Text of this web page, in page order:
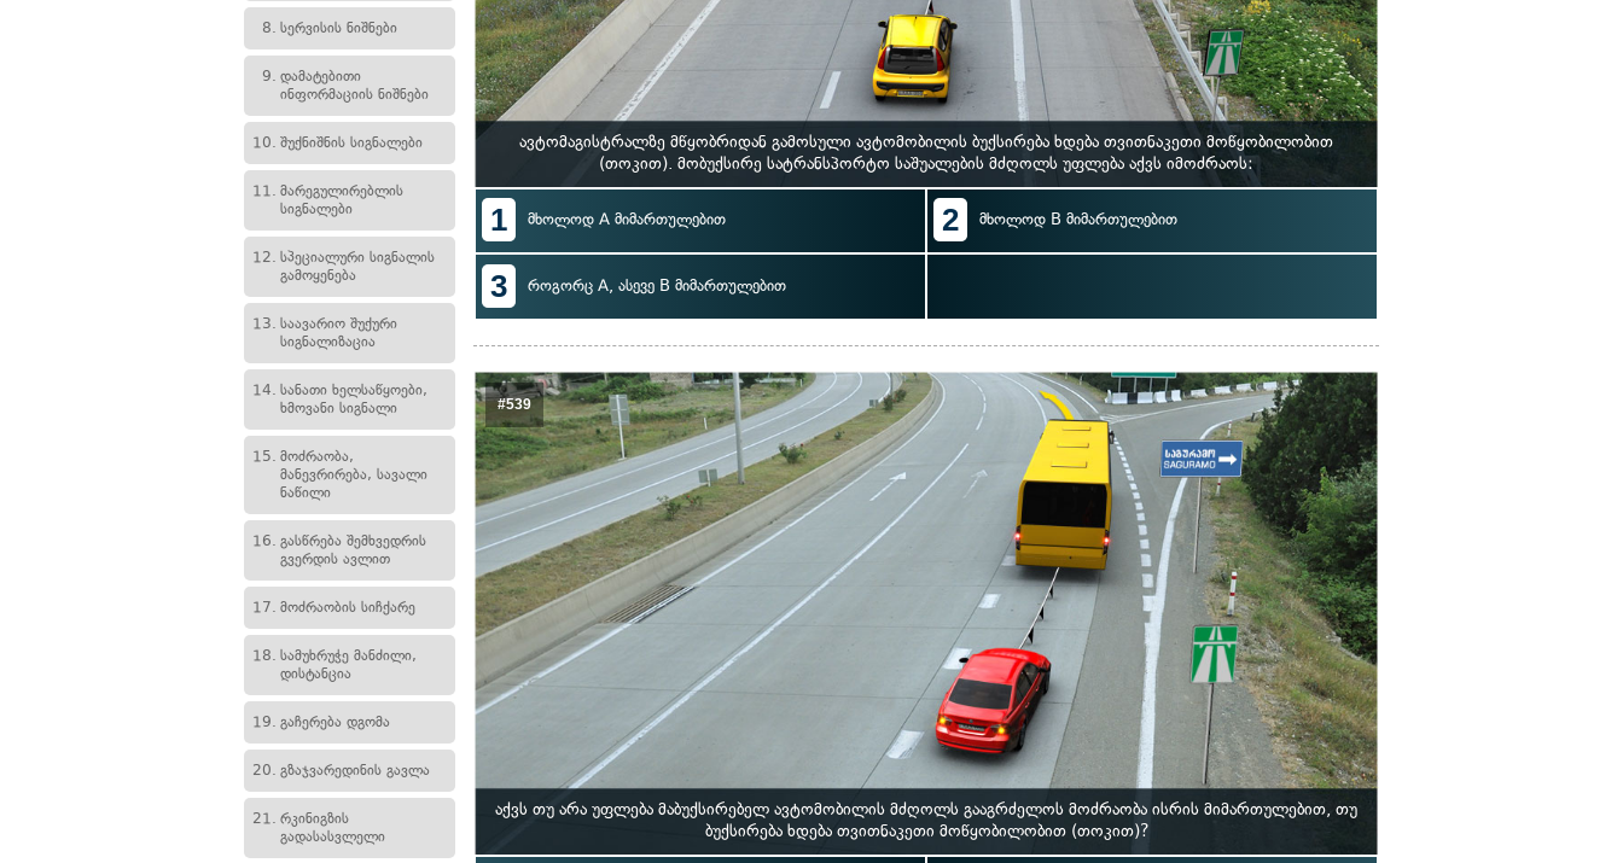
8. სერვისის ნიშნები
9. დამატებითი
ინფორმაციის ნიშნები
10. შუქნიშნის სიგნალები
11. მარეგულირებლის
სიგნალები
12. სპეციალური სიგნალის
გამოყენება
13. საავარიო შუქური
სიგნალიზაცია
14. სანათი ხელსაწყოები,
ხმოვანი სიგნალი
15. მოძრაობა,
მანევრირება, სავალი
ნაწილი
16. გასწრება შემხვედრის
გვერდის ავლით
17. მოძრაობის სიჩქარე
18. სამუხრუჭე მანძილი,
დისტანცია
19. გაჩერება დგომა
20. გზაჯვარედინის გავლა
21. რკინიგზის
გადასასვლელი
ავტომაგისტრალზე მწყობრიდან გამოსული ავტომობილის ბუქსირება ხდება თვითნაკეთი მოწყობილობით
(თოკით). მობუქსირე სატრანსპორტო საშუალების მძღოლს უფლება აქვს იმოძრაოს:
1 მხოლოდ A მიმართულებით 2 მხოლოდ B მიმართულებით
3 როგორც A, ასევე B მიმართულებით
#539
აქვს თუ არა უფლება მაბუქსირებელ ავტომობილის მძღოლს გააგრძელოს მოძრაობა ისრის მიმართულებით, თუ
ბუქსირება ხდება თვითნაკეთი მოწყობილობით (თოკით)?